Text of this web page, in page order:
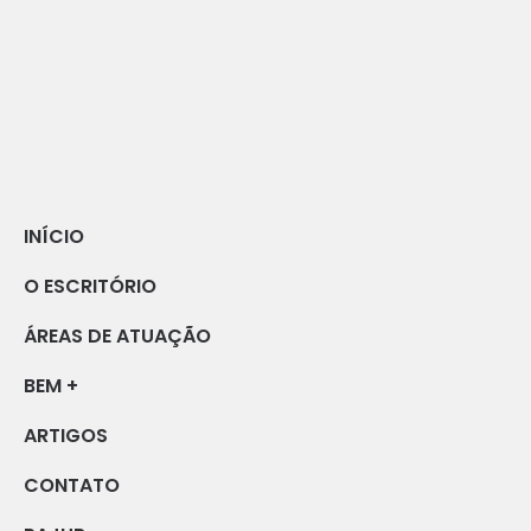
INÍCIO
O ESCRITÓRIO
ÁREAS DE ATUAÇÃO
BEM +
ARTIGOS
CONTATO